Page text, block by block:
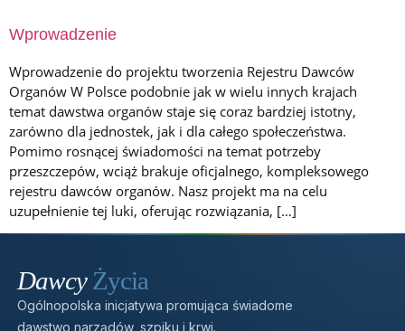
Wprowadzenie
Wprowadzenie do projektu tworzenia Rejestru Dawców
Organów W Polsce podobnie jak w wielu innych krajach
temat dawstwa organów staje się coraz bardziej istotny,
zarówno dla jednostek, jak i dla całego społeczeństwa.
Pomimo rosnącej świadomości na temat potrzeby
przeszczepów, wciąż brakuje oficjalnego, kompleksowego
rejestru dawców organów. Nasz projekt ma na celu
uzupełnienie tej luki, oferując rozwiązania, […]